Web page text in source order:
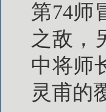
第74师
之敌，
中将师
灵甫的